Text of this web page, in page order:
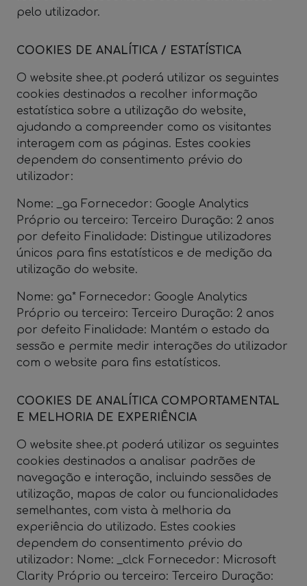
pelo utilizador.
COOKIES DE ANALÍTICA / ESTATÍSTICA
O website shee.pt poderá utilizar os seguintes
cookies destinados a recolher informação
estatística sobre a utilização do website,
ajudando a compreender como os visitantes
interagem com as páginas. Estes cookies
dependem do consentimento prévio do
utilizador:
Nome: _ga Fornecedor: Google Analytics
Próprio ou terceiro: Terceiro Duração: 2 anos
por defeito Finalidade: Distingue utilizadores
únicos para fins estatísticos e de medição da
utilização do website.
Nome: ga* Fornecedor: Google Analytics
Próprio ou terceiro: Terceiro Duração: 2 anos
por defeito Finalidade: Mantém o estado da
sessão e permite medir interações do utilizador
com o website para fins estatísticos.
COOKIES DE ANALÍTICA COMPORTAMENTAL
E MELHORIA DE EXPERIÊNCIA
O website shee.pt poderá utilizar os seguintes
cookies destinados a analisar padrões de
navegação e interação, incluindo sessões de
utilização, mapas de calor ou funcionalidades
semelhantes, com vista à melhoria da
experiência do utilizado. Estes cookies
dependem do consentimento prévio do
utilizador: Nome: _clck Fornecedor: Microsoft
Clarity Próprio ou terceiro: Terceiro Duração: